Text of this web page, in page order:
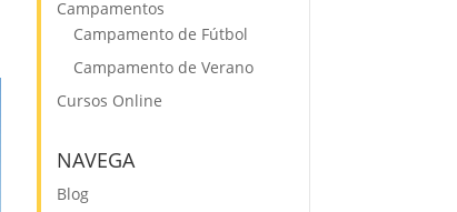
Campamentos
Campamento de Fútbol
Campamento de Verano
Cursos Online
NAVEGA
Blog